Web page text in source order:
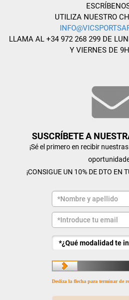
UTILIZA NUESTRO
LLAMA AL +34 972 268 299 DE
Y VIERNES DE
SUSCRÍBETE A
¡Sé el primero en recibir
¡CONSIGUE UN 10% DE DTO EN
Desliza la flecha para terminar de